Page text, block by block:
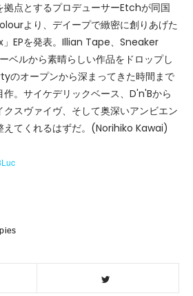
拠点とするプロデューサーEtchが同国
より、デイープで緻密に創りあげた
EPを発表。Illian Tape、Sneaker
ベルから素晴らしい作品をドロップし
のオープンから深まってきた時間まで
。サイケデリックベース、D'n'Bから
スヴァイヴ、そして奥深いアンビエン
えてくれるはずだ。(Norihiko Kawai)